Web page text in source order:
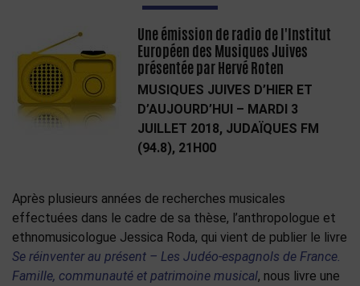
Une émission de radio de l'Institut
Européen des Musiques Juives
présentée par Hervé Roten
MUSIQUES JUIVES D’HIER ET
D’AUJOURD’HUI – MARDI 3
JUILLET 2018, JUDAÏQUES FM
(94.8), 21H00
Après plusieurs années de recherches musicales
effectuées dans le cadre de sa thèse, l’anthropologue et
ethnomusicologue Jessica Roda, qui vient de publier le livre
Se réinventer au présent – Les Judéo-espagnols de France.
Famille, communauté et patrimoine musical, nous livre une